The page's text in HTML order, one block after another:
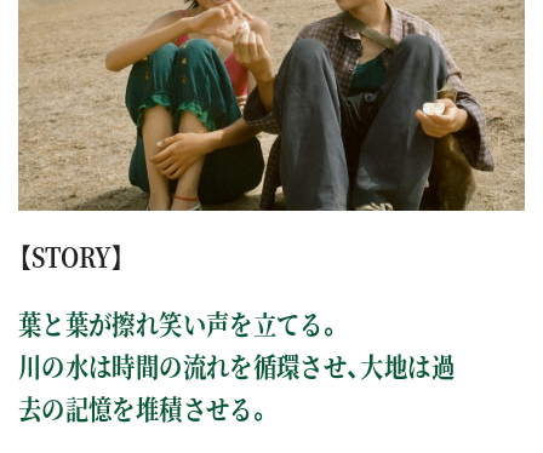
【STORY】
葉と葉が擦れ笑い声を立てる。
川の水は時間の流れを循環させ、大地は過
去の記憶を堆積させる。